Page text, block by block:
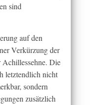
sind
auf den
Verkürzung der
Achillessehne. Die
letztendlich nicht
sondern
zusätzlich